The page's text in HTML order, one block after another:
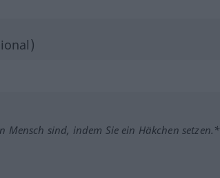
Mensch sind, indem Sie ein Häkchen setzen.*